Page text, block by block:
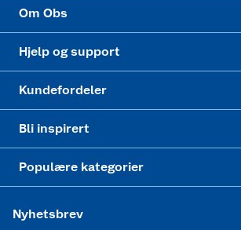
Om Obs
Hjelp og support
Kundefordeler
Bli inspirert
Populære kategorier
Nyhetsbrev